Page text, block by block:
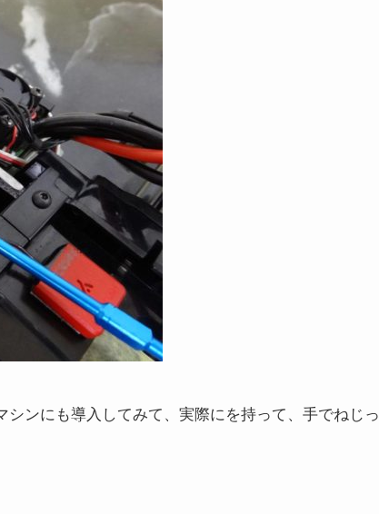
ンにも導入してみて、実際にを持って、手でねじっ